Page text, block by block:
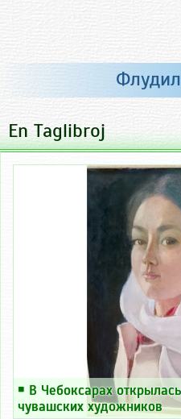
En Taglibroj
￭ В Чебоксарах
чувашских художников